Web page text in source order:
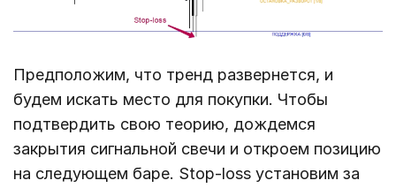
Предположим, что тренд развернется, и
будем искать место для покупки. Чтобы
подтвердить свою теорию, дождемся
закрытия сигнальной свечи и откроем позицию
на следующем баре. Stop-loss установим за